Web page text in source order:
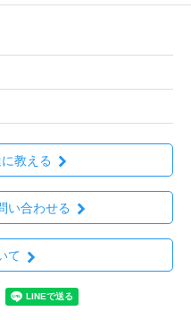
教える
い合わせる
て